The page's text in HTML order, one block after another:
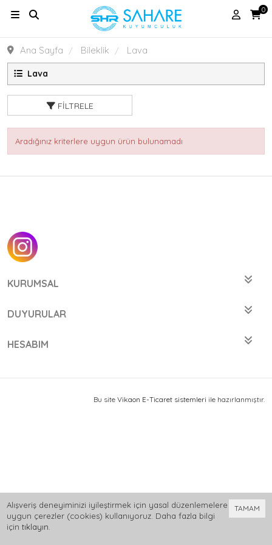
0
Ana Sayfa Bileklik Lava
Lava
FILTRELE
Aradığınız kriterlere uygun ürün bulunamadı
KURUMSAL
DUYURULAR
HESABIM
Bu site Vikaon E-Ticaret sistemleri ile hazırlanmıştır.
TAMAM
Alışveriş deneyiminizi iyileştirmek için yasal düzenlemelere
uygun çerezler (cookies) kullanıyoruz. Daha fazla bilgi
için tıklayın